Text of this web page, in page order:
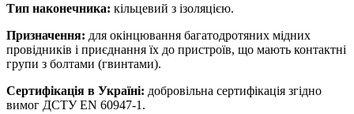
Тип наконечника: кільцевий з ізоляцією.
Призначення: для окінцювання багатодротяних мідних
провідників і приєднання їх до пристроїв, що мають контактні
групи з болтами (гвинтами).
Сертифікація в Україні: добровільна сертифікація згідно
вимог ДСТУ EN 60947-1.